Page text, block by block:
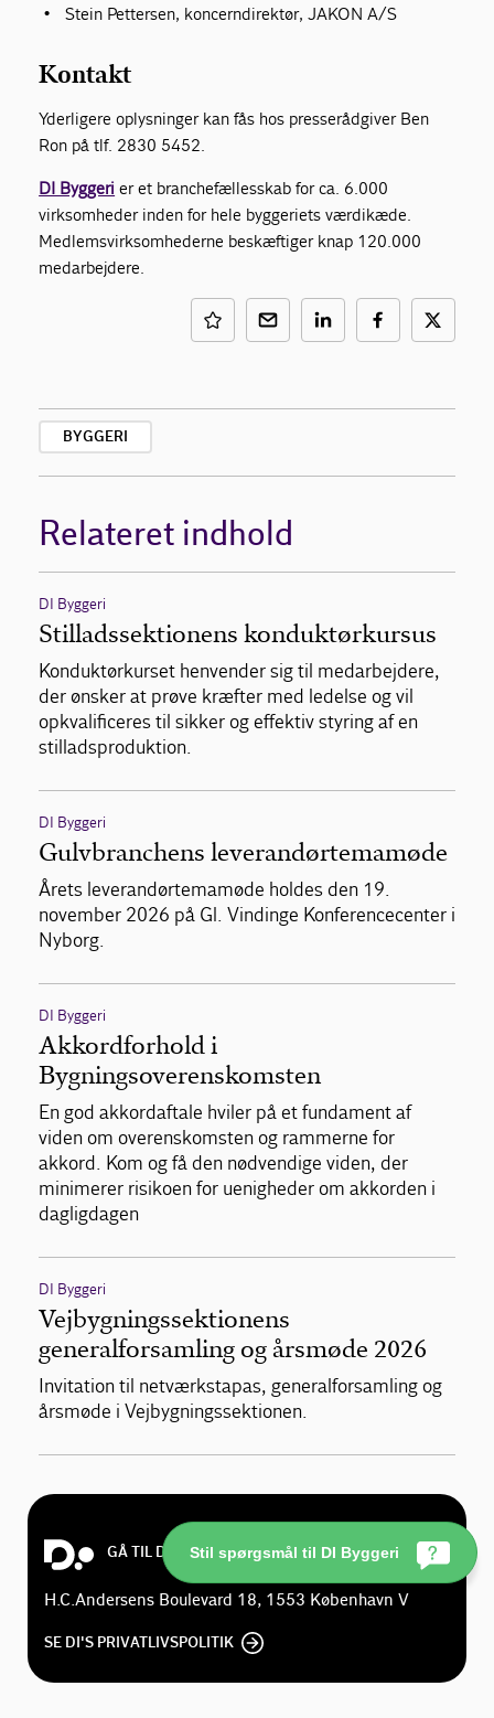
Stein Pettersen, koncerndirektør, JAKON A/S
Kontakt
Yderligere oplysninger kan fås hos presserådgiver Ben
Ron på tlf. 2830 5452.
DI Byggeri er et branchefællesskab for ca. 6.000
virksomheder inden for hele byggeriets værdikæde.
Medlemsvirksomhederne beskæftiger knap 120.000
medarbejdere.
BYGGERI
Relateret indhold
DI Byggeri
Stilladssektionens konduktørkursus
Konduktørkurset henvender sig til medarbejdere,
der ønsker at prøve kræfter med ledelse og vil
opkvalificeres til sikker og effektiv styring af en
stilladsproduktion.
DI Byggeri
Gulvbranchens leverandørtemamøde
Årets leverandørtemamøde holdes den 19.
november 2026 på Gl. Vindinge Konferencecenter i
Nyborg.
DI Byggeri
Akkordforhold i
Bygningsoverenskomsten
En god akkordaftale hviler på et fundament af
viden om overenskomsten og rammerne for
akkord. Kom og få den nødvendige viden, der
minimerer risikoen for uenigheder om akkorden i
dagligdagen
DI Byggeri
Vejbygningssektionens
generalforsamling og årsmøde 2026
Invitation til netværkstapas, generalforsamling og
årsmøde i Vejbygningssektionen.
GÅ TIL DI.DK
H.C.Andersens Boulevard 18, 1553 København V
SE DI'S PRIVATLIVSPOLITIK
Stil spørgsmål til DI Byggeri